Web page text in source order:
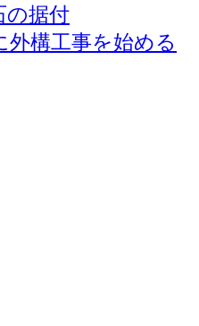
の据付
構工事を始める